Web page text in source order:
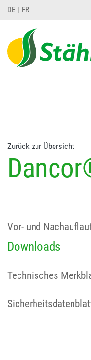
DE FR
string(78) "Test 12
Zurück zur Übersicht
Vor- und
Downloads
Technisches